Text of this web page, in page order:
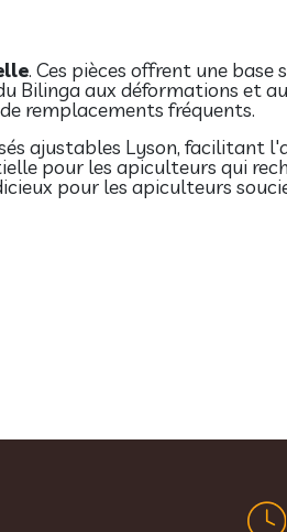
. Ces pièces offrent une base
Bilinga aux déformations et
remplacements fréquents.
ajustables Lyson, facilitant
pour les apiculteurs qui
pour les apiculteurs